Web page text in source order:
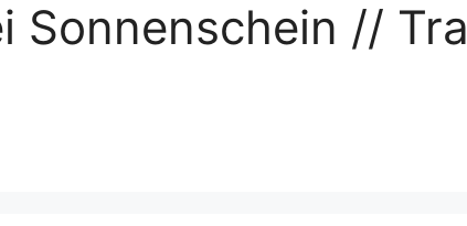
Sonnenschein //